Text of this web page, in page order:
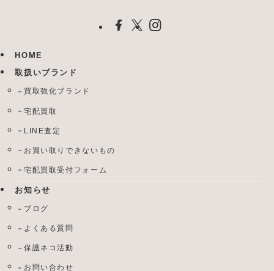
HOME
取扱いブランド
買取強化ブランド
宅配買取
LINE査定
お買い取りできないもの
宅配買取受付フォーム
お知らせ
ブログ
よくある質問
保護ネコ活動
お問い合わせ